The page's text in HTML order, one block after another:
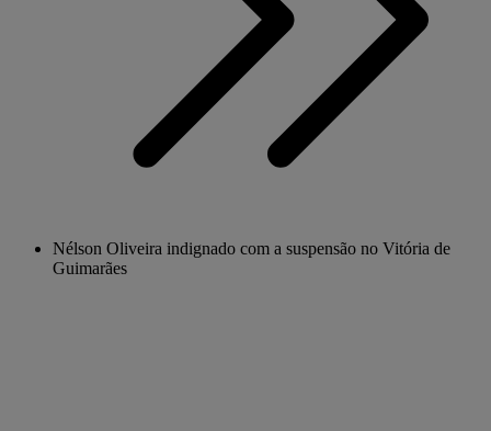
Nélson Oliveira indignado com a suspensão no Vitória de
Guimarães